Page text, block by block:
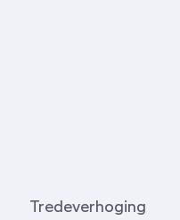
Tredeverhoging